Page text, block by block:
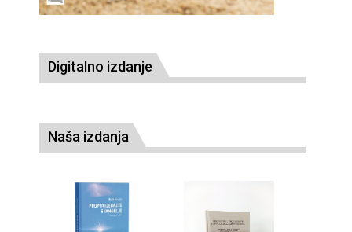
Digitalno izdanje
Naša izdanja